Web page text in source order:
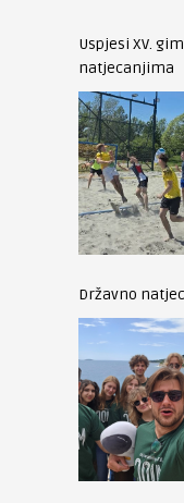
Uspjesi XV.
natjecanjima
Državno